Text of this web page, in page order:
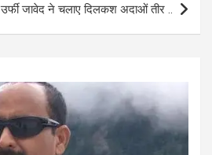
उर्फी जावेद ने चलाए दिलकश अदाओं तीर ..